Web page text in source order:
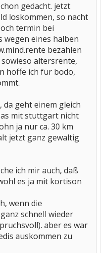
gedacht. jetzt
loskommen, so nacht
termin bei
wegen eines halben
bezahlen
altersrente,
hoffe ich für bodo,
geht einem gleich
mit stuttgart nicht
ja nur ca. 30 km
jetzt ganz gewaltig
ich mir auch, daß
es ja mit kortison
wenn die
schnell wieder
aber es war
auskommen zu